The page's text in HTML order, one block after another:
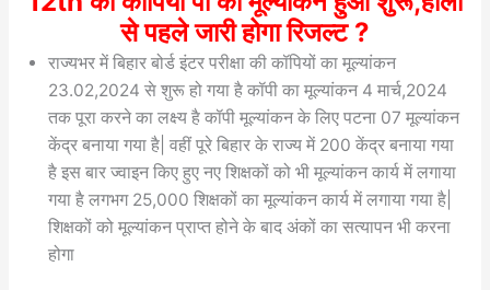
से पहले जारी होगा रिजल्ट ?
राज्यभर में बिहार बोर्ड इंटर परीक्षा की कॉपियों का मूल्यांकन
23.02,2024 से शुरू हो गया है कॉपी का मूल्यांकन 4 मार्च,2024
तक पूरा करने का लक्ष्य है कॉपी मूल्यांकन के लिए पटना 07 मूल्यांकन
केंद्र बनाया गया है| वहीं पूरे बिहार के राज्य में 200 केंद्र बनाया गया
है इस बार ज्वाइन किए हुए नए शिक्षकों को भी मूल्यांकन कार्य में लगाया
गया है लगभग 25,000 शिक्षकों का मूल्यांकन कार्य में लगाया गया है|
शिक्षकों को मूल्यांकन प्राप्त होने के बाद अंकों का सत्यापन भी करना
होगा